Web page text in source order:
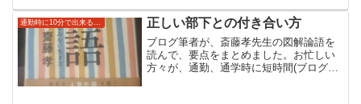
うはより具体例なども書いており大変読
みやすくなっています。
正しい部下との付き合い方
ブログ筆者が、斎藤孝先生の図解論語を
読んで、要点をまとめました。お忙しい
方々が、通勤、通学時に短時間(ブログ上